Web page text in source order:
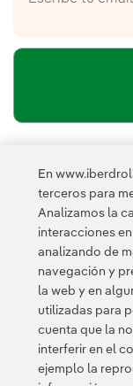
Newsletter
Esta página
Contacta
En
terceros para
Analizamos la
interacciones
analizando de
navegación y
la web y en
utilizadas para
cuenta que la
interferir en el
ejemplo la